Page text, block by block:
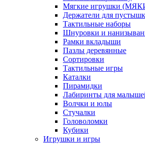
Мягкие игрушки
Держатели для
Тактильные наборы
Шнуровки и
Рамки вкладыши
Пазлы деревянные
Сортировки
Тактильные игры
Каталки
Пирамидки
Лабиринты для
Волчки и юлы
Стучалки
Головоломки
Кубики
Игрушки и игры